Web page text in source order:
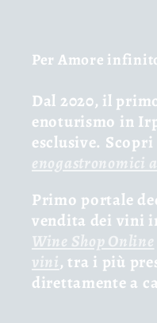
Per Amore
Dal 2020, il
enoturismo in
esclusive.
enogastronomici
Primo portale
vendita dei vini
Wine Shop Online
vini, tra i più
direttamente a